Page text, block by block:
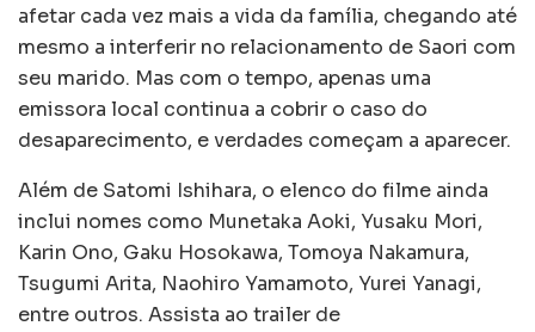
afetar cada vez mais a vida da família, chegando até
mesmo a interferir no relacionamento de Saori com
seu marido. Mas com o tempo, apenas uma
emissora local continua a cobrir o caso do
desaparecimento, e verdades começam a aparecer.
Além de Satomi Ishihara, o elenco do filme ainda
inclui nomes como Munetaka Aoki, Yusaku Mori,
Karin Ono, Gaku Hosokawa, Tomoya Nakamura,
Tsugumi Arita, Naohiro Yamamoto, Yurei Yanagi,
entre outros. Assista ao trailer de